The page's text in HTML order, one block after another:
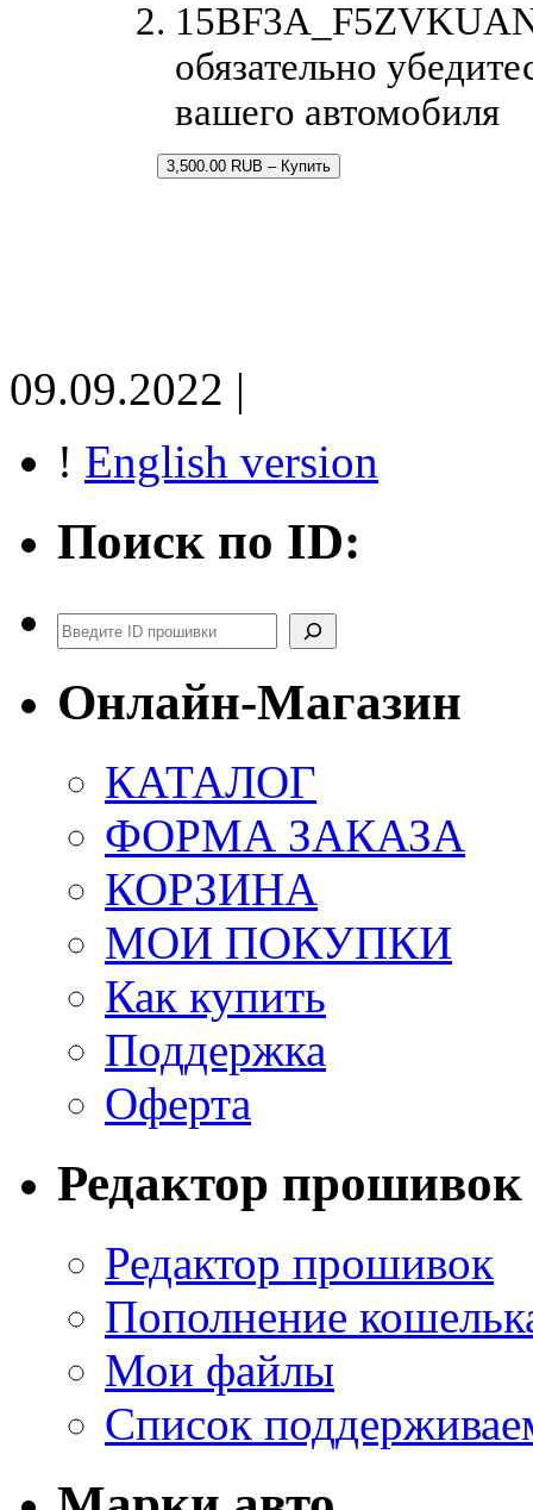
обязательно
вашего автомобиля
3,500.00 RUB – Купить
09.09.2022 |
! English version
Поиск по ID:
Поиск
Онлайн-Магазин
КАТАЛОГ
ФОРМА ЗАКАЗА
КОРЗИНА
МОИ ПОКУПКИ
Как купить
Поддержка
Оферта
Редактор прошивок
Редактор прошивок
Пополнение
Мои файлы
Список